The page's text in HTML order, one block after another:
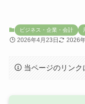
ビジネス・企業・会計
2026年4月23日 2026
当ページのリンク